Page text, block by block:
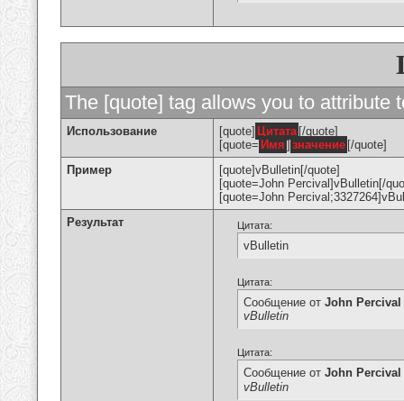
The [quote] tag allows you to attribute
Использование [quote] Цитата [/quote]
[quote= Имя ] значение [/quote]
Пример
[quote]vBulletin[/quote]
[quote=John Percival]vBulletin[/
[quote=John
Результат
Цитата:
vBulletin
Цитата:
Сообщение от John Percival
vBulletin
Цитата:
Сообщение от John Percival
vBulletin